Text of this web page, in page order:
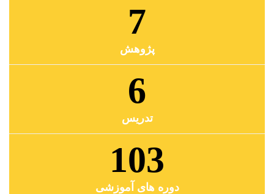
7
پژوهش
6
تدریس
103
دوره های آموزشی